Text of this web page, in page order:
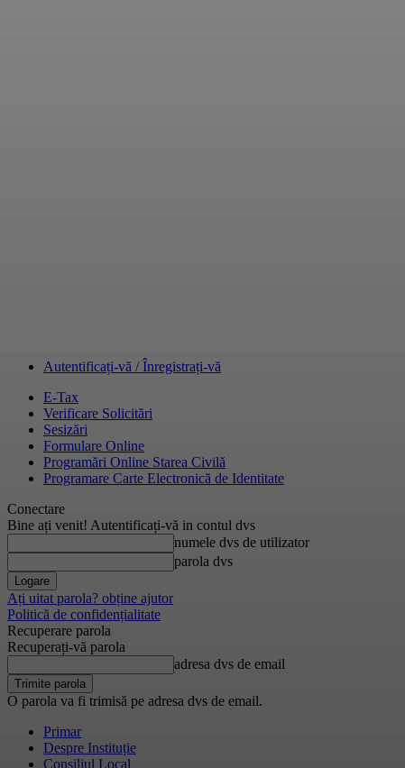
Autentificați-vă / Înregistrați-vă
E-Tax
Verificare Solicitări
Sesizări
Formulare Online
Programări Online Starea Civilă
Programare Carte Electronică de Identitate
Conectare
Bine ați venit! Autentificați-vă in contul dvs
numele dvs de utilizator
parola dvs
Ați uitat parola? obține ajutor
Politică de confidențialitate
Recuperare parola
Recuperați-vă parola
adresa dvs de email
O parola va fi trimisă pe adresa dvs de email.
Primar
Despre Instituție
Consiliul Local